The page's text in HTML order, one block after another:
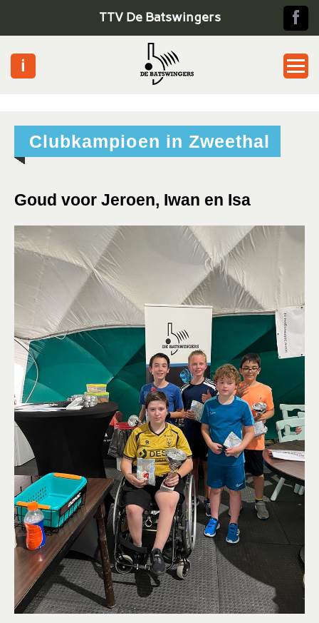
TTV De Batswingers
Pickle ball
Toernooien
Informatie
Lid Worden
Sponsoring
Clubkampioen in Zweethal
Goud voor Jeroen, Iwan en Isa